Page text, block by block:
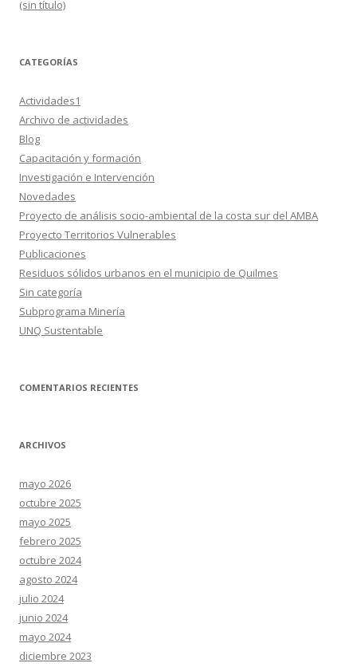
(sin título)
CATEGORÍAS
Actividades1
Archivo de actividades
Blog
Capacitación y formación
Investigación e Intervención
Novedades
Proyecto de análisis socio-ambiental de la costa sur del AMBA
Proyecto Territorios Vulnerables
Publicaciones
Residuos sólidos urbanos en el municipio de Quilmes
Sin categoría
Subprograma Minería
UNQ Sustentable
COMENTARIOS RECIENTES
ARCHIVOS
mayo 2026
octubre 2025
mayo 2025
febrero 2025
octubre 2024
agosto 2024
julio 2024
junio 2024
mayo 2024
diciembre 2023